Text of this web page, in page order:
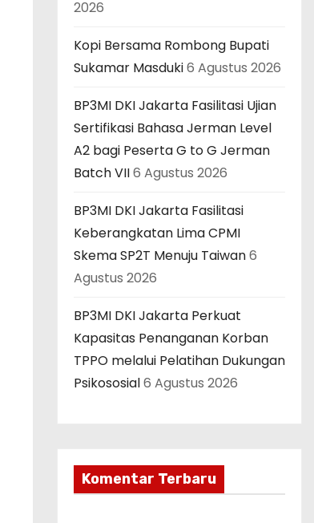
2026
Kopi Bersama Rombong Bupati
Sukamar Masduki6 Agustus 2026
BP3MI DKI Jakarta Fasilitasi Ujian
Sertifikasi Bahasa Jerman Level
A2 bagi Peserta G to G Jerman
Batch VII6 Agustus 2026
BP3MI DKI Jakarta Fasilitasi
Keberangkatan Lima CPMI
Skema SP2T Menuju Taiwan6
Agustus 2026
BP3MI DKI Jakarta Perkuat
Kapasitas Penanganan Korban
TPPO melalui Pelatihan Dukungan
Psikososial6 Agustus 2026
Komentar Terbaru